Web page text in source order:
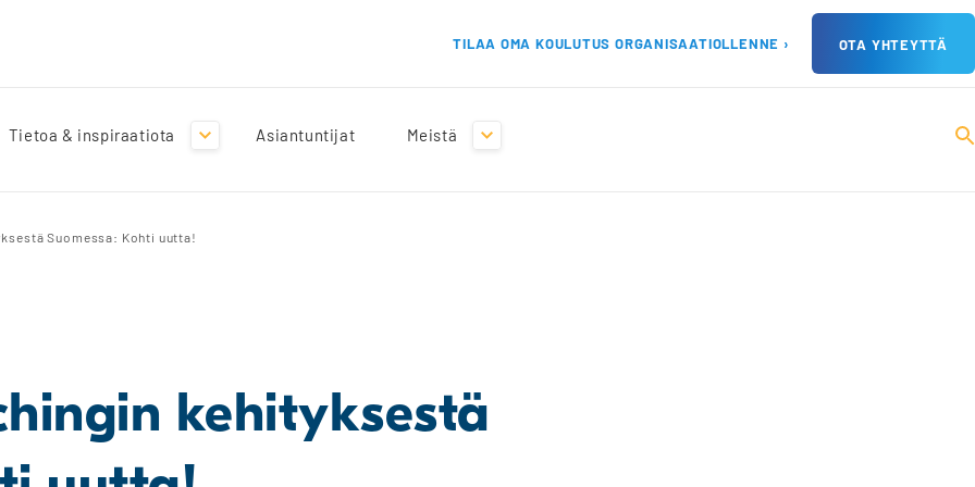
TILAA OMA KOULUTUS ORGANISAATIOLLENNE › OTA YHTEYTTÄ
Tietoa & inspiraatiota Asiantuntijat Meistä
Suomessa: Kohti uutta!
kehityksestä